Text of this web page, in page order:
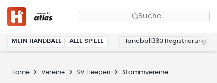
Suche
MEIN HANDBALL ALLE SPIELE Handball360 Registrierung
Home Vereine SV Heepen Stammvereine